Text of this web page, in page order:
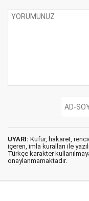
UYARI: Küfür, hakaret,
içeren, imla kuralları ile
Türkçe karakter
onaylanmamaktadır.